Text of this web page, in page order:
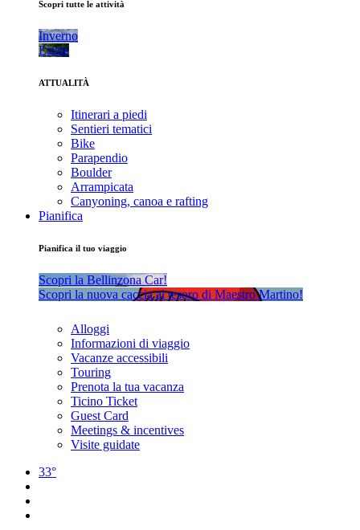
Scopri tutte le attività
Inverno
Estate
ATTUALITÀ
Itinerari a piedi
Sentieri tematici
Bike
Parapendio
Boulder
Arrampicata
Canyoning, canoa e rafting
Pianifica
Pianifica il tuo viaggio
Scopri la Bellinzona Car!
Scopri la nuova caccia al tesoro di Maestro Martino!
Alloggi
Informazioni di viaggio
Vacanze accessibili
Touring
Prenota la tua vacanza
Ticino Ticket
Guest Card
Meetings & incentives
Visite guidate
33°